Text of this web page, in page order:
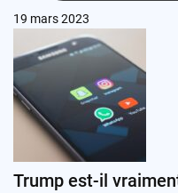
19 mars 2023
Trump est-il